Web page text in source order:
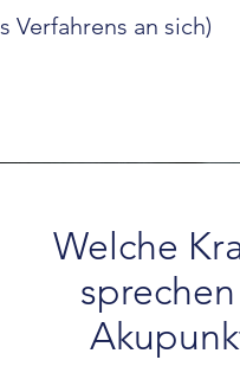
an sich)
Welche